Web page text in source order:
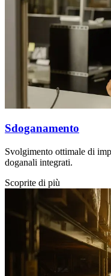
Sdoganamento
Svolgimento ottimale di
doganali integrati.
Scoprite di più